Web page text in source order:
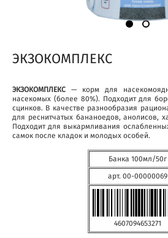
ЭКЗОКОМПЛЕКС
ЭКЗОКОМПЛЕКС — корм для
насекомых (более 80%). Подходит для
сцинков. В качестве разнообразия
для реснитчатых бананоедов, анолисов,
Подходит для выкармливания
самок после кладок и молодых особей.
Банка 100мл/50г
арт. 00-00000069
4607094653271